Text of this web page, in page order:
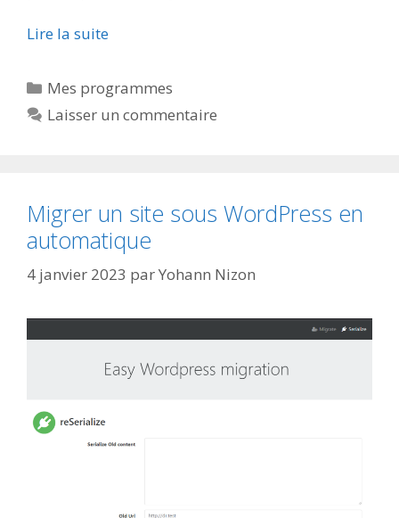
Lire la suite
Catégories
Mes programmes
Laisser un commentaire
Migrer un site sous WordPress en
automatique
4 janvier 2023 parYohann Nizon